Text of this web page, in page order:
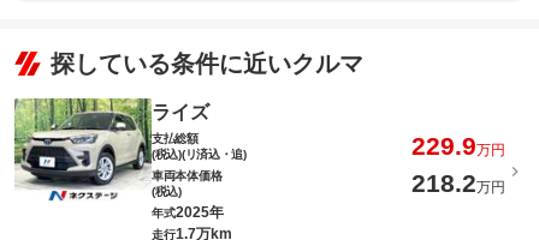
探している条件に近いクルマ
ライズ
支払総額
(税込)(リ済込・追)
229.9万円
車両本体価格
(税込)
218.2万円
年式2025年
走行1.7万km